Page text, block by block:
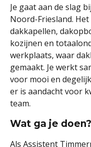
Je gaat aan de slag
Noord-Friesland.
dakkapellen,
kozijnen en
werkplaats, waar
gemaakt. Je werkt
voor mooi en
er is aandacht voor
team.
Wat ga je doen?
Als Assistent